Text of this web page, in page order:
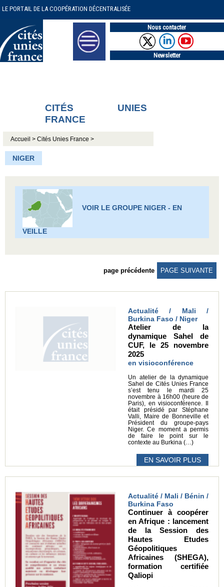
LE PORTAIL DE LA COOPÉRATION DÉCENTRALISÉE
Nous contacter
Newsletter
CITÉS UNIES
FRANCE
Accueil >Cités Unies France >
NIGER
VOIR LE GROUPE NIGER - EN
VEILLE
page précédente PAGE SUIVANTE
Actualité / Mali /
Burkina Faso / Niger
Atelier de la
dynamique Sahel de
CUF, le 25 novembre
2025
en visioconférence
Un atelier de la dynamique
Sahel de Cités Unies France
s’est tenu le mardi 25
novembre à 16h00 (heure de
Paris), en visioconférence. Il
était présidé par Stéphane
Valli, Maire de Bonneville et
Président du groupe-pays
Niger. Ce moment a permis
de faire le point sur le
contexte au Burkina (…)
EN SAVOIR PLUS
Actualité / Mali / Bénin /
Burkina Faso
Continuer à coopérer
en Afrique : lancement
de la Session des
Hautes Etudes
Géopolitiques
Africaines (SHEGA),
formation certifiée
Qaliopi